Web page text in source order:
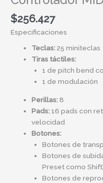
$256.427
Especificaciones
Teclas:25 miniteclas
Tiras táctiles:
1 de pitch bend
1 de modulación
Perillas: 8
Pads:16 pads con
velocidad
Botones:
Botones de
Botones de
Preset como
Botones de